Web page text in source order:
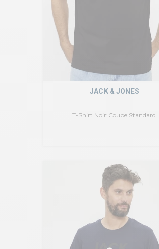
T-Shirt Noir Coupe Standard
JACK & JONES